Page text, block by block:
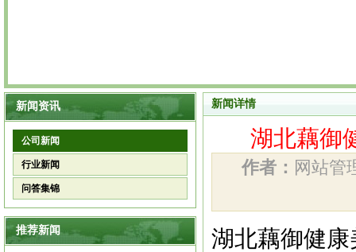
新闻资讯
公司新闻
行业新闻
问答集锦
推荐新闻
新闻详情
湖北藕御
作者： 网站
湖北藕御健